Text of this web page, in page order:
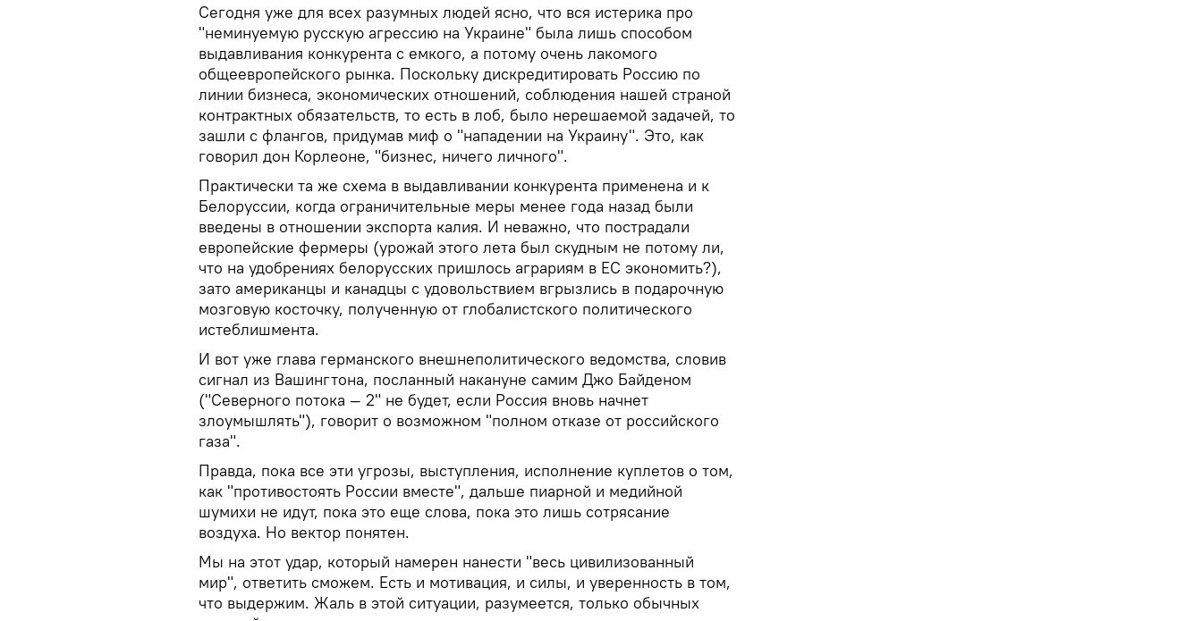
Сегодня уже для всех разумных людей ясно, что вся истерика про
"неминуемую русскую агрессию на Украине" была лишь способом
выдавливания конкурента с емкого, а потому очень лакомого
общеевропейского рынка. Поскольку дискредитировать Россию по
линии бизнеса, экономических отношений, соблюдения нашей страной
контрактных обязательств, то есть в лоб, было нерешаемой задачей, то
зашли с флангов, придумав миф о "нападении на Украину". Это, как
говорил дон Корлеоне, "бизнес, ничего личного".
Практически та же схема в выдавливании конкурента применена и к
Белоруссии, когда ограничительные меры менее года назад были
введены в отношении экспорта калия. И неважно, что пострадали
европейские фермеры (урожай этого лета был скудным не потому ли,
что на удобрениях белорусских пришлось аграриям в ЕС экономить?),
зато американцы и канадцы с удовольствием вгрызлись в подарочную
мозговую косточку, полученную от глобалистского политического
истеблишмента.
И вот уже глава германского внешнеполитического ведомства, словив
сигнал из Вашингтона, посланный накануне самим Джо Байденом
("Северного потока — 2" не будет, если Россия вновь начнет
злоумышлять"), говорит о возможном "полном отказе от российского
газа".
Правда, пока все эти угрозы, выступления, исполнение куплетов о том,
как "противостоять России вместе", дальше пиарной и медийной
шумихи не идут, пока это еще слова, пока это лишь сотрясание
воздуха. Но вектор понятен.
Мы на этот удар, который намерен нанести "весь цивилизованный
мир", ответить сможем. Есть и мотивация, и силы, и уверенность в том,
что выдержим. Жаль в этой ситуации, разумеется, только обычных